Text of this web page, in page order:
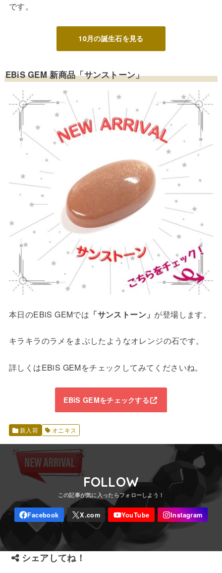
です。
10月の誕生石を見る
EBiS GEM 新商品「サンストーン」
本日のEBiS GEMでは 「サンストーン」 が登場します。
キラキラのラメをまぶしたようなオレンジの石です。
詳しくはEBiS GEMをチェックしてみてくださいね。
EBiS GEMをチェックする
新入荷 オニキス
FOLLOW
シェアしてね！